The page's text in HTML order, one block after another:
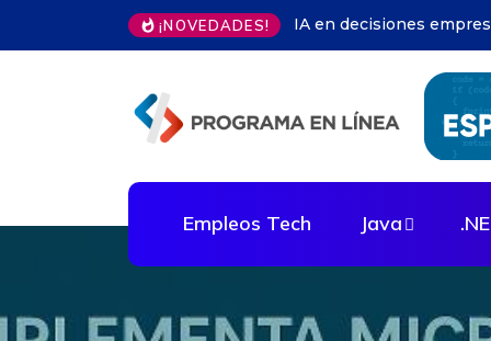
¡NOVEDADES! Herramientas
Empleos Tech Java